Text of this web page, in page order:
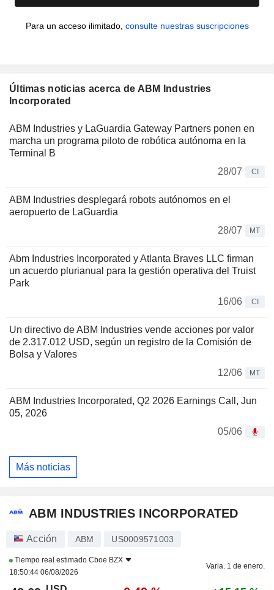
Para un acceso ilimitado, consulte nuestras suscripciones
Últimas noticias acerca de ABM Industries
Incorporated
ABM Industries y LaGuardia Gateway Partners ponen en
marcha un programa piloto de robótica autónoma en la
Terminal B
28/07
CI
ABM Industries desplegará robots autónomos en el
aeropuerto de LaGuardia
28/07
MT
Abm Industries Incorporated y Atlanta Braves LLC firman
un acuerdo plurianual para la gestión operativa del Truist
Park
16/06
CI
Un directivo de ABM Industries vende acciones por valor
de 2.317.012 USD, según un registro de la Comisión de
Bolsa y Valores
12/06
MT
ABM Industries Incorporated, Q2 2026 Earnings Call, Jun
05, 2026
05/06
Más noticias
ABM INDUSTRIES INCORPORATED
Acción ABM US0009571003
Tiempo real estimado Cboe BZX
18:50:44 06/08/2026
Varia. 1 de enero.